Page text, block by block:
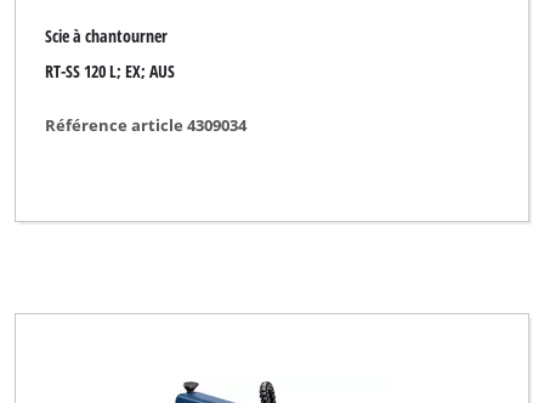
Scie à chantourner
RT-SS 120 L; EX; AUS
Référence article 4309034